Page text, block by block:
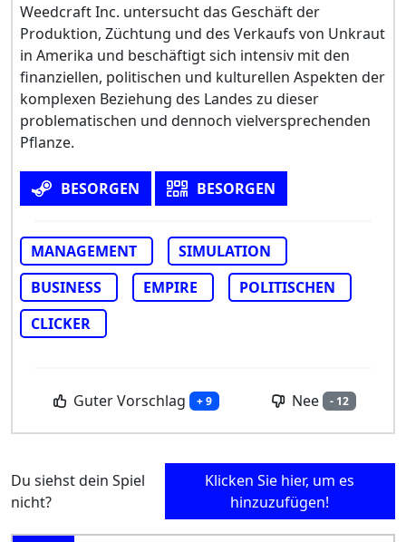
Weedcraft Inc. untersucht das Geschäft der
Produktion, Züchtung und des Verkaufs von Unkraut
in Amerika und beschäftigt sich intensiv mit den
finanziellen, politischen und kulturellen Aspekten der
komplexen Beziehung des Landes zu dieser
problematischen und dennoch vielversprechenden
Pflanze.
BESORGEN BESORGEN
MANAGEMENT
SIMULATION
BUSINESS
EMPIRE
POLITISCHEN
CLICKER
Guter Vorschlag + 9 Nee - 12
Du siehst dein Spiel
nicht?
Klicken Sie hier, um es
hinzuzufügen!